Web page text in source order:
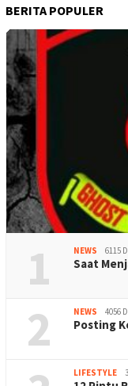
BERITA POPULER
1 NEWS 6115
Saat
2 NEWS 4056
Posting
LIFESTYLE